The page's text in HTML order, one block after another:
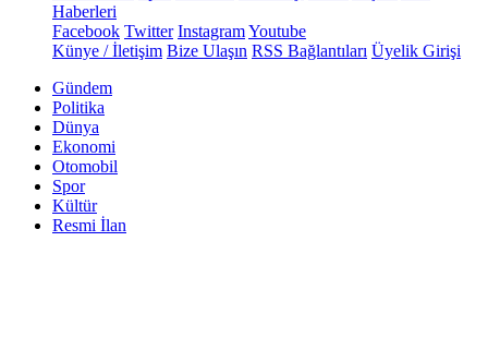
Haberleri
Facebook Twitter InstagramYoutube
Künye / İletişim Bize Ulaşın RSS Bağlantıları Üyelik Girişi
Gündem
Politika
Dünya
Ekonomi
Otomobil
Spor
Kültür
Resmi İlan